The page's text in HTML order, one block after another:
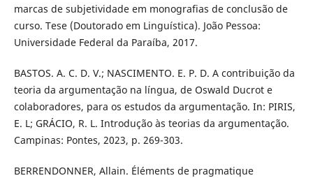
marcas de subjetividade em monografias de conclusão de
curso. Tese (Doutorado em Linguística). João Pessoa:
Universidade Federal da Paraíba, 2017.
BASTOS. A. C. D. V.; NASCIMENTO. E. P. D. A contribuição da
teoria da argumentação na língua, de Oswald Ducrot e
colaboradores, para os estudos da argumentação. In: PIRIS,
E. L; GRÁCIO, R. L. Introdução às teorias da argumentação.
Campinas: Pontes, 2023, p. 269-303.
BERRENDONNER, Allain. Éléments de pragmatique